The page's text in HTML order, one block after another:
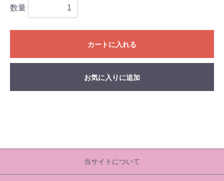
数量
カートに入れる
お気に入りに追加
当サイトについて